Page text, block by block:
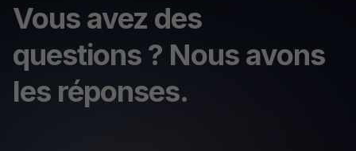
Vous avez des
questions ? Nous avons
les réponses.